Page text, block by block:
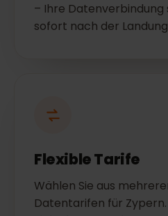
– Ihre
sofort nach der
Flexible Tarife
Wählen Sie aus
Datentarifen für Zypern.